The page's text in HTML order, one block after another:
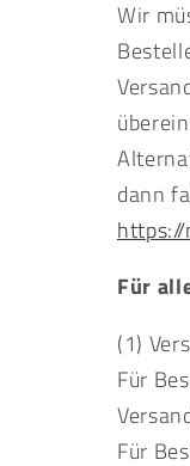
Wir
dann
https://
Für
(1)
Für
Für